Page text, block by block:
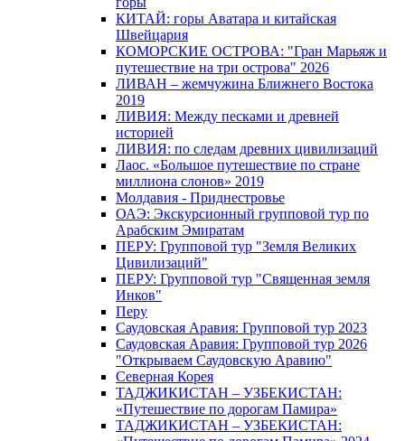
КИТАЙ: горы Аватара и китайская
Швейцария
КОМОРСКИЕ ОСТРОВА: "Гран Марьяж и
путешествие на три острова" 2026
ЛИВАН – жемчужина Ближнего Востока
2019
ЛИВИЯ: Между песками и древней
историей
ЛИВИЯ: по следам древних цивилизаций
Лаос. «Большое путешествие по стране
миллиона слонов» 2019
Молдавия - Приднестровье
ОАЭ: Экскурсионный групповой тур по
Арабским Эмиратам
ПЕРУ: Групповой тур "Земля Великих
Цивилизаций"
ПЕРУ: Групповой тур "Священная земля
Инков"
Перу
Саудовская Аравия: Групповой тур 2023
Саудовская Аравия: Групповой тур 2026
"Открываем Саудовскую Аравию"
Северная Корея
ТАДЖИКИСТАН – УЗБЕКИСТАН:
«Путешествие по дорогам Памира»
ТАДЖИКИСТАН – УЗБЕКИСТАН: